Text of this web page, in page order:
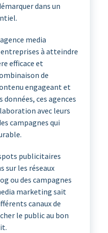
dans un
media
à atteindre
efficace et
de
engageant et
données, ces agences
avec leurs
campagnes qui
publicitaires
sur les réseaux
ou des campagnes
marketing sait
canaux de
le public au bon